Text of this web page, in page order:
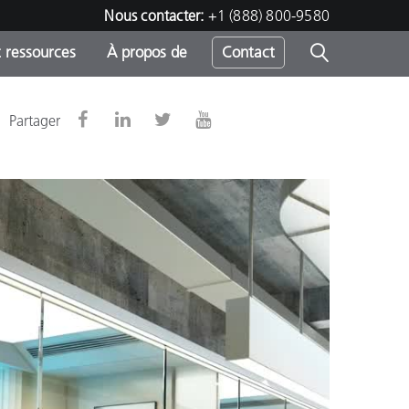
Nous contacter: +1 (888) 800-9580
À propos de Contact
Partager